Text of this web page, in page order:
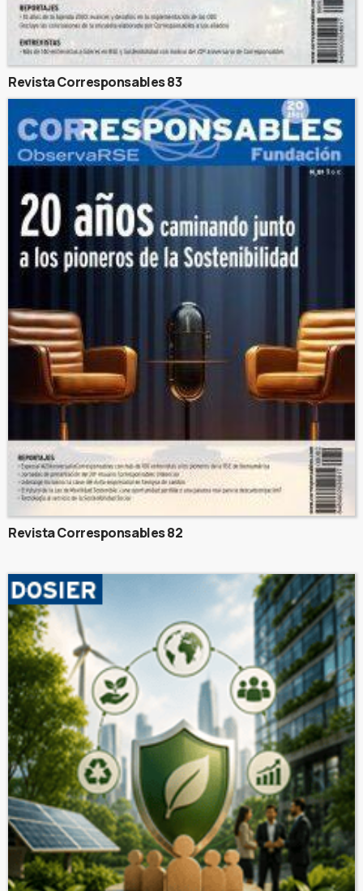
Revista Corresponsables 83
Revista Corresponsables 82